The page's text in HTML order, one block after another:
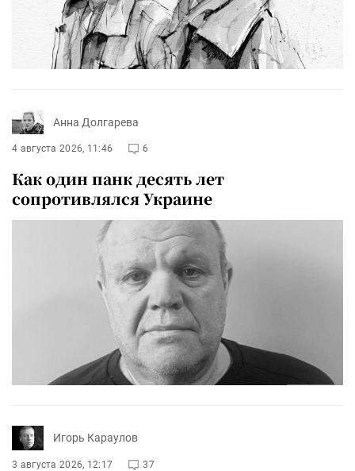
Анна Долгарева
4 августа 2026, 11:46 6
Как один панк десять лет
сопротивлялся Украине
Игорь Караулов
3 августа 2026, 12:17 37